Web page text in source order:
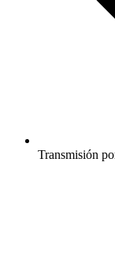
Transmisión